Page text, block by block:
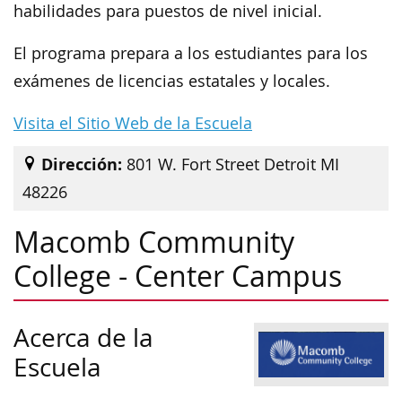
habilidades para puestos de nivel inicial.
El programa prepara a los estudiantes para los
exámenes de licencias estatales y locales.
Visita el Sitio Web de la Escuela
Dirección: 801 W. Fort Street Detroit MI
48226
Macomb Community
College - Center Campus
Acerca de la
Escuela